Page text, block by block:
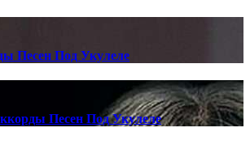
Песен Под Укулеле
Песен Под Укулеле